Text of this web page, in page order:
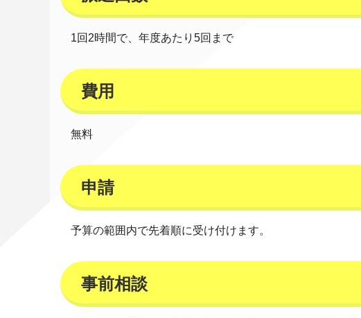
1回2時間で、年度あたり5回まで
費用
無料
申請
予算の範囲内で先着順に受け付けます。
事前相談